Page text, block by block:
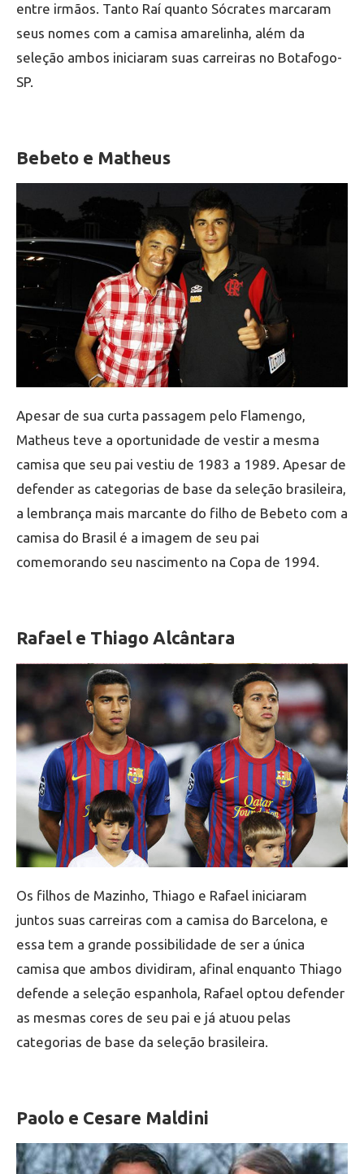
entre irmãos. Tanto Raí quanto Sócrates marcaram
seus nomes com a camisa amarelinha, além da
seleção ambos iniciaram suas carreiras no Botafogo-
SP.
Bebeto e Matheus
Apesar de sua curta passagem pelo Flamengo,
Matheus teve a oportunidade de vestir a mesma
camisa que seu pai vestiu de 1983 a 1989. Apesar de
defender as categorias de base da seleção brasileira,
a lembrança mais marcante do filho de Bebeto com a
camisa do Brasil é a imagem de seu pai
comemorando seu nascimento na Copa de 1994.
Rafael e Thiago Alcântara
Os filhos de Mazinho, Thiago e Rafael iniciaram
juntos suas carreiras com a camisa do Barcelona, e
essa tem a grande possibilidade de ser a única
camisa que ambos dividiram, afinal enquanto Thiago
defende a seleção espanhola, Rafael optou defender
as mesmas cores de seu pai e já atuou pelas
categorias de base da seleção brasileira.
Paolo e Cesare Maldini